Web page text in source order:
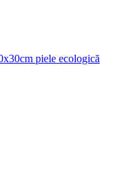
piele ecologică